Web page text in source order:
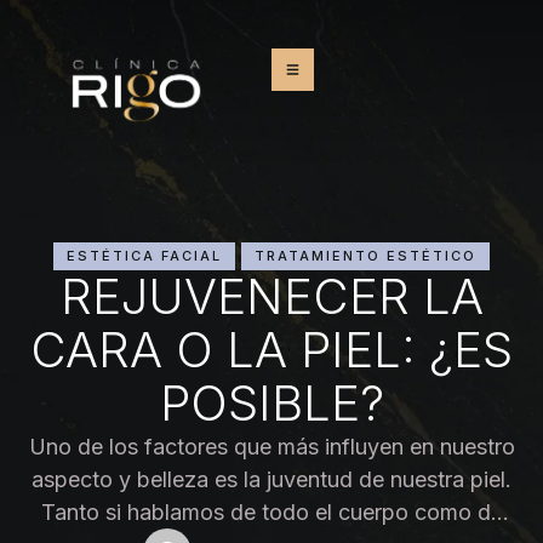
ESTÉTICA FACIAL TRATAMIENTO ESTÉTICO
REJUVENECER LA
CARA O LA PIEL: ¿ES
POSIBLE?
Uno de los factores que más influyen en nuestro
aspecto y belleza es la juventud de nuestra piel.
Tanto si hablamos de todo el cuerpo como de